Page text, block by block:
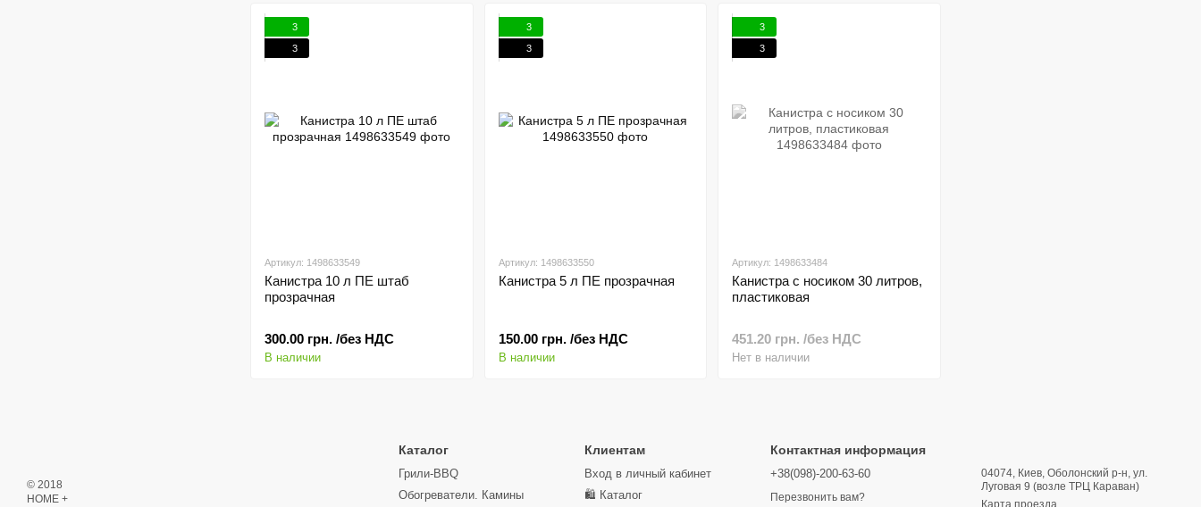
3
3
Артикул: 1498633549
Канистра 10 л ПЕ штаб
прозрачная
300.00 грн. /без НДС
В наличии
3
3
Артикул: 1498633550
Канистра 5 л ПЕ прозрачная
150.00 грн. /без НДС
В наличии
3
3
Артикул: 1498633484
Канистра с носиком 30 литров,
пластиковая
451.20 грн. /без НДС
Нет в наличии
© 2018
HOME +
Каталог
Грили-BBQ
Обогреватели. Камины
Клиентам
Вход в личный кабинет
🛍️ Каталог
Контактная информация
+38(098)-200-63-60
Перезвонить вам?
04074, Киев, Оболонский р-н, ул.
Луговая 9 (возле ТРЦ Караван)
Карта проезда